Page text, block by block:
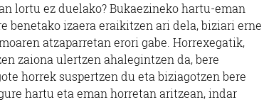
lortu ez duelako? Bukaezineko hartu-eman
benetako izaera eraikitzen ari dela, biziari erne
atzaparretan erori gabe. Horrexegatik,
zaiona ulertzen ahalegintzen da, bere
horrek suspertzen du eta biziagotzen bere
hartu eta eman horretan aritzean, indar